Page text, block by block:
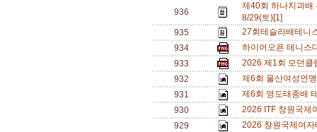
936
제40회 하나치과배
8/29(토)[1]
935
27회테슬라배테니
934
하이어오픈 테니스
933
2026 제1회 모던
932
제6회 울산여성연
931
제6회 영도태종배
930
2026 ITF 창원국제
929
2026 창원국제여